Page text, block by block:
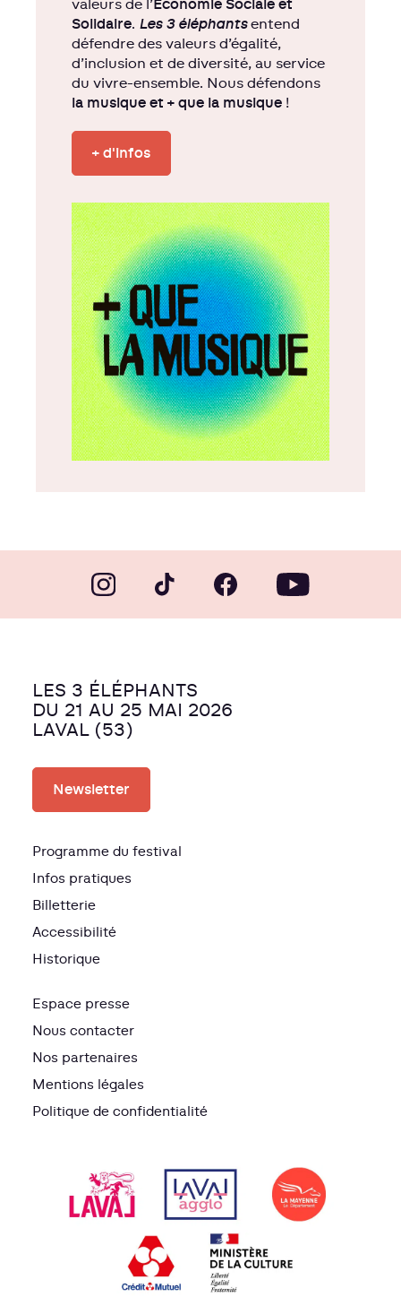
valeurs de l’Économie Sociale et
Solidaire. Les 3 éléphantsentend
défendre des valeurs d’égalité,
d’inclusion et de diversité, au service
du vivre-ensemble. Nous défendons
la musique et + que la musique !
+ d'infos
LES 3 ÉLÉPHANTS
DU 21 AU 25 MAI 2026
LAVAL (53)
Newsletter
Programme du festival
Infos pratiques
Billetterie
Accessibilité
Historique
Espace presse
Nous contacter
Nos partenaires
Mentions légales
Politique de confidentialité